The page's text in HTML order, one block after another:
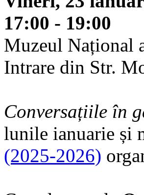
17:00 - 19:00
Muzeul Național
Intrare din Str.
Conversațiile în
lunile ianuarie și
(2025-2026)